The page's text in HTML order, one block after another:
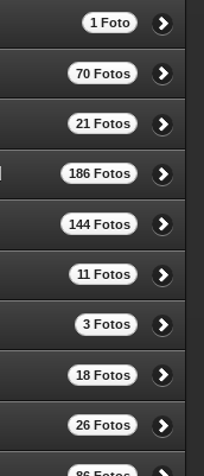
1 Foto
70 Fotos
21 Fotos
186 Fotos
144 Fotos
11 Fotos
3 Fotos
18 Fotos
26 Fotos